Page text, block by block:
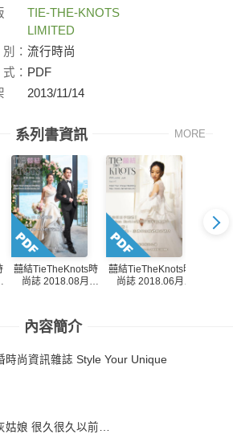
TIE-THE-KNOTS
LIMITED
別： 流行時尚
式： PDF
2013/11/14
系列書資訊 MORE
囍結TieTheKnots時
尚誌 2018.08月
囍結TieTheKnots時
尚誌 2018.06月
內容簡介
時尚資訊雜誌 Style Your Unique
姑娘 很久很久以前…